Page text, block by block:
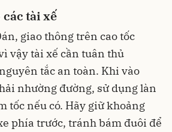
tài xế
giao thông trên cao tốc
vậy tài xế cần tuân thủ
tắc an toàn. Khi vào
nhường đường, sử dụng làn
tốc nếu có. Hãy giữ khoảng
phía trước, tránh bám đuôi để